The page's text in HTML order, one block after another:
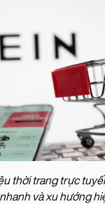
thời trang trực
và xu hướng